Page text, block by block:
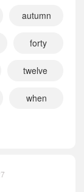
autumn
forty
twelve
when
课文朗读